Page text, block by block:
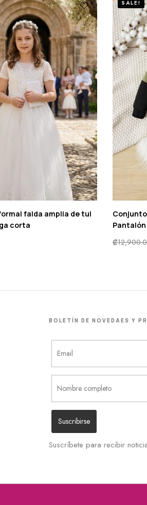
falda amplia de tul
corta
SALE!
Pantalón
₡
BOLETÍN DE NOVEDAES Y
Suscríbete para recibir